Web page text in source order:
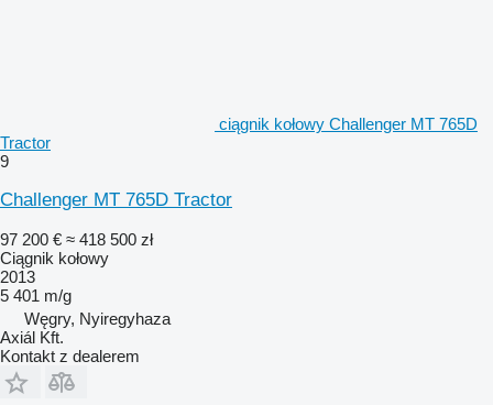
ciągnik kołowy Challenger MT 765D
Tractor
9
Challenger MT 765D Tractor
97 200 € ≈ 418 500 zł
Ciągnik kołowy
2013
5 401 m/g
Węgry, Nyiregyhaza
Axiál Kft.
Kontakt z dealerem